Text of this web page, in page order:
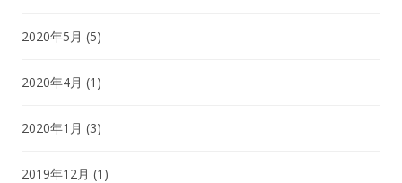
2020年5月 (5)
2020年4月 (1)
2020年1月 (3)
2019年12月 (1)